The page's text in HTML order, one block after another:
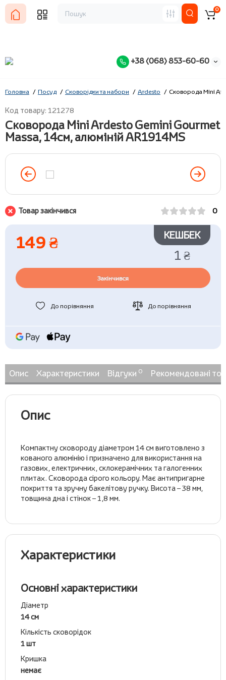
+38 (068) 853-60-60
0
Головна Посуд Сковорідки та набори Ardesto Сковорода Mini
Код товару: 121278
Сковорода Mini Ardesto Gemini Gourmet
Massa, 14см, алюміній AR1914MS
Товар закінчився 0
149 ₴ КЕШБЕК
1 ₴
Закінчився
До порівняння До порівняння
Опис Характеристики Відгуки 0 Рекомендовані
Опис
Компактну сковороду діаметром 14 см виготовлено з
кованого алюмінію і призначено для використання на
газових, електричних, склокерамічних та галогенних
плитах. Сковорода сірого кольору. Має антипригарне
покриття та зручну бакелітову ручку. Висота – 38 мм,
товщина дна і стінок – 1,8 мм.
Характеристики
Основні характеристики
Діаметр
14 см
Кількість сковорідок
1 шт
Кришка
немає